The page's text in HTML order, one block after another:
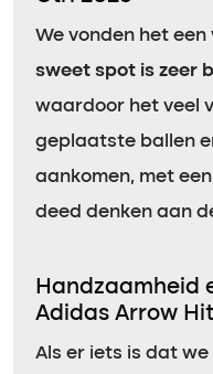
We vonden het
sweet spot is zeer
waardoor het veel
geplaatste ballen
aankomen, met
deed denken aan
Handzaamheid
Adidas Arrow
Als er iets is dat